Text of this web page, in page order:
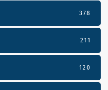
378
211
120